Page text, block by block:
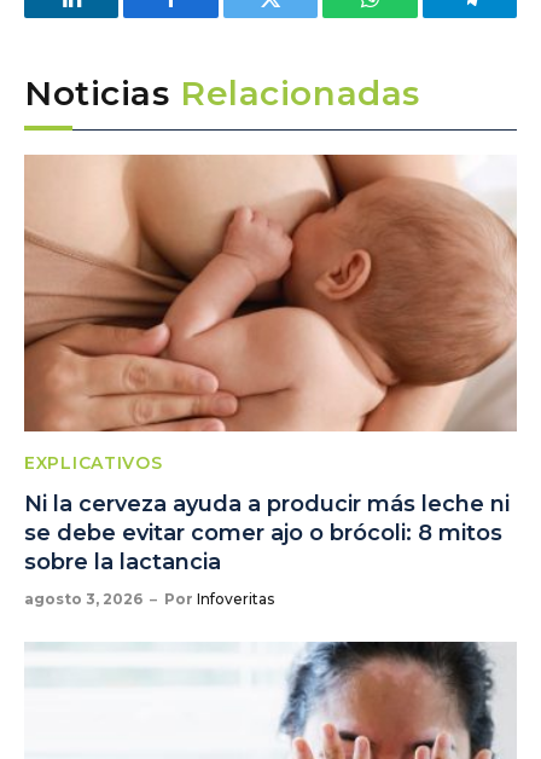
LinkedIn Facebook Twitter WhatsApp
Noticias Relacionadas
EXPLICATIVOS
Ni la cerveza ayuda a producir más leche ni
se debe evitar comer ajo o brócoli: 8 mitos
sobre la lactancia
agosto 3, 2026 Por Infoveritas